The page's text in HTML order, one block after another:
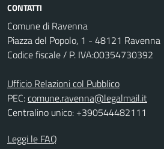
CONTATTI
Comune di Ravenna
Piazza del Popolo, 1 - 48121 Ravenna
Codice fiscale / P. IVA:00354730392
Ufficio Relazioni col Pubblico
PEC:comune.ravenna@legalmail.it
Centralino unico: +390544482111
Leggi le FAQ